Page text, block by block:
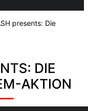
presents: Die
DIE
AKTION